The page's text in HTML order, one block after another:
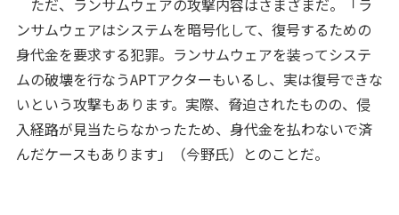
ただ、ランサムウェアの攻撃内容はさまざまだ。「ラ
ンサムウェアはシステムを暗号化して、復号するための
身代金を要求する犯罪。ランサムウェアを装ってシステ
ムの破壊を行なうAPTアクターもいるし、実は復号できな
いという攻撃もあります。実際、脅迫されたものの、侵
入経路が見当たらなかったため、身代金を払わないで済
んだケースもあります」（今野氏）とのことだ。